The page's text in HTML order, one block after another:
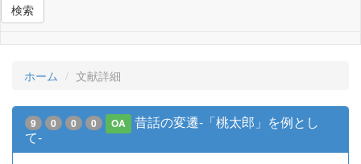
検索
ホーム 文献詳細
9 0 0 0 OA
昔話の変遷-「桃太郎」を例とし
て-